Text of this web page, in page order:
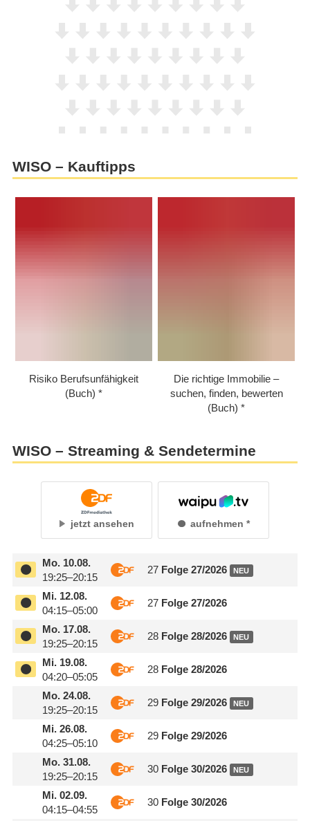
WISO – Kauftipps
Risiko Berufsunfähigkeit
(Buch)
Die richtige Immobilie –
suchen, finden, bewerten
(Buch)
WISO – Streaming & Sendetermine
jetzt ansehen aufnehmen
Mo.10.08.
19:25–20:15
27 Folge 27/​2026 NEU
Mi.12.08.
04:15–05:00
27 Folge 27/​2026
Mo.17.08.
19:25–20:15
28 Folge 28/​2026 NEU
Mi.19.08.
04:20–05:05
28 Folge 28/​2026
Mo.24.08.
19:25–20:15
29 Folge 29/​2026 NEU
Mi.26.08.
04:25–05:10
29 Folge 29/​2026
Mo.31.08.
19:25–20:15
30 Folge 30/​2026 NEU
Mi.02.09.
04:15–04:55
30 Folge 30/​2026